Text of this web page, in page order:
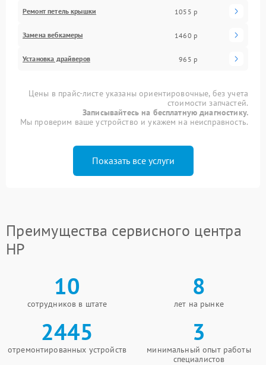
Ремонт петель крышки 1055 р
Замена вебкамеры 1460 р
Установка драйверов 965 р
Цены в прайс-листе указаны ориентировочные, без учета
стоимости запчастей.
Записывайтесь на бесплатную диагностику.
Мы проверим ваше устройство и укажем на неисправность.
Показать все услуги
Преимущества сервисного центра
HP
10
сотрудников в штате
8
лет на рынке
2445
отремонтированных устройств
3
минимальный опыт работы
специалистов